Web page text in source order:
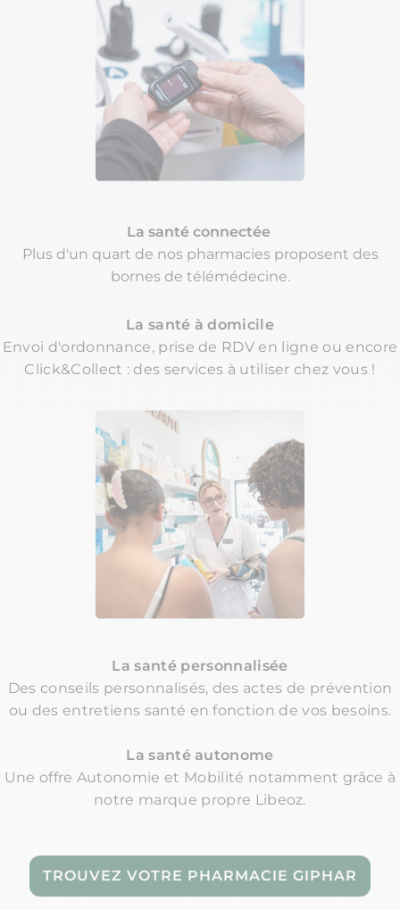
La santé connectée
Plus d'un quart de nos pharmacies proposent des
bornes de télémédecine.
La santé à domicile
Envoi d'ordonnance, prise de RDV en ligne ou encore
Click&Collect : des services à utiliser chez vous !
La santé personnalisée
Des conseils personnalisés, des actes de prévention
ou des entretiens santé en fonction de vos besoins.
La santé autonome
Une offre Autonomie et Mobilité notamment grâce à
notre marque propre Libeoz.
TROUVEZ VOTRE PHARMACIE GIPHAR